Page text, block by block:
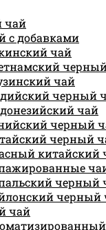
чай
с добавками
чай
чай
черный
чай
черный
черный
китайский
черный
черный
чай